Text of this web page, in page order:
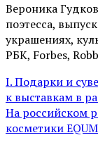
Вероника
поэтесса,
украшениях,
РБК, Forbes,
I. Подарки и
к выставкам в
На российском
косметики